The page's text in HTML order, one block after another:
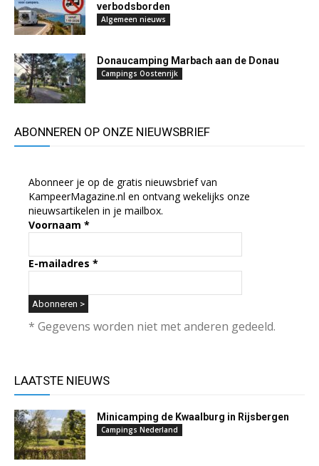
verbodsborden
Algemeen nieuws
Donaucamping Marbach aan de Donau
Campings Oostenrijk
ABONNEREN OP ONZE NIEUWSBRIEF
Abonneer je op de gratis nieuwsbrief van
KampeerMagazine.nl en ontvang wekelijks onze
nieuwsartikelen in je mailbox.
Voornaam *
E-mailadres *
* Gegevens worden niet met anderen gedeeld.
LAATSTE NIEUWS
Minicamping de Kwaalburg in Rijsbergen
Campings Nederland